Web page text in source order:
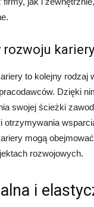
rozwoju kariery
to kolejny rodzaj
Dzięki
swojej ścieżki
otrzymywania
mogą
rozwojowych.
i